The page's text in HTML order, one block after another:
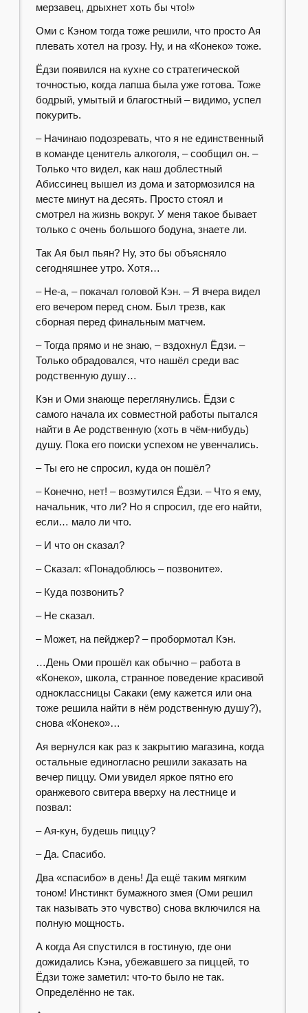
мерзавец, дрыхнет хоть бы что!»
Оми с Кэном тогда тоже решили, что просто Ая
плевать хотел на грозу. Ну, и на «Конеко» тоже.
Ёдзи появился на кухне со стратегической
точностью, когда лапша была уже готова. Тоже
бодрый, умытый и благостный – видимо, успел
покурить.
– Начинаю подозревать, что я не единственный
в команде ценитель алкоголя, – сообщил он. –
Только что видел, как наш доблестный
Абиссинец вышел из дома и затормозился на
месте минут на десять. Просто стоял и
смотрел на жизнь вокруг. У меня такое бывает
только с очень большого бодуна, знаете ли.
Так Ая был пьян? Ну, это бы объясняло
сегодняшнее утро. Хотя…
– Не-а, – покачал головой Кэн. – Я вчера видел
его вечером перед сном. Был трезв, как
сборная перед финальным матчем.
– Тогда прямо и не знаю, – вздохнул Ёдзи. –
Только обрадовался, что нашёл среди вас
родственную душу…
Кэн и Оми знающе переглянулись. Ёдзи с
самого начала их совместной работы пытался
найти в Ае родственную (хоть в чём-нибудь)
душу. Пока его поиски успехом не увенчались.
– Ты его не спросил, куда он пошёл?
– Конечно, нет! – возмутился Ёдзи. – Что я ему,
начальник, что ли? Но я спросил, где его найти,
если… мало ли что.
– И что он сказал?
– Сказал: «Понадоблюсь – позвоните».
– Куда позвонить?
– Не сказал.
– Может, на пейджер? – пробормотал Кэн.
…День Оми прошёл как обычно – работа в
«Конеко», школа, странное поведение красивой
одноклассницы Сакаки (ему кажется или она
тоже решила найти в нём родственную душу?),
снова «Конеко»…
Ая вернулся как раз к закрытию магазина, когда
остальные единогласно решили заказать на
вечер пиццу. Оми увидел яркое пятно его
оранжевого свитера вверху на лестнице и
позвал:
– Ая-кун, будешь пиццу?
– Да. Спасибо.
Два «спасибо» в день! Да ещё таким мягким
тоном! Инстинкт бумажного змея (Оми решил
так называть это чувство) снова включился на
полную мощность.
А когда Ая спустился в гостиную, где они
дожидались Кэна, убежавшего за пиццей, то
Ёдзи тоже заметил: что-то было не так.
Определённо не так.